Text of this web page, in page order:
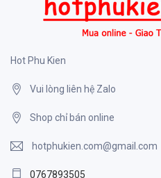
Hot Phu Kien
Vui lòng liên hệ Zalo
Shop chỉ bán online
hotphukien.com@gmail.com
0767893505